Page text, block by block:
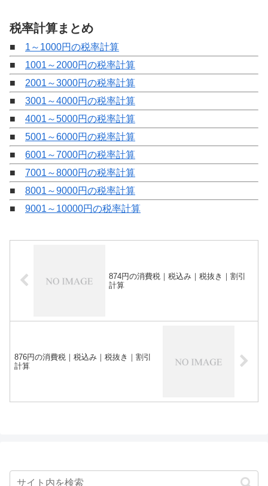
税率計算まとめ
■ 1～1000円の税率計算
■ 1001～2000円の税率計算
■ 2001～3000円の税率計算
■ 3001～4000円の税率計算
■ 4001～5000円の税率計算
■ 5001～6000円の税率計算
■ 6001～7000円の税率計算
■ 7001～8000円の税率計算
■ 8001～9000円の税率計算
■ 9001～10000円の税率計算
874円の消費税｜税込み｜税抜き｜割引
計算
876円の消費税｜税込み｜税抜き｜割引
計算